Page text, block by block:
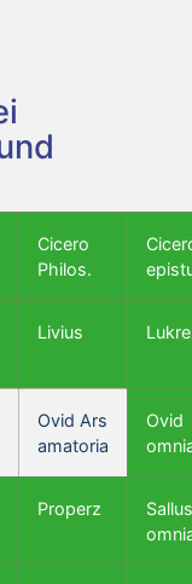
Cicero
Philos.
Livius
Ovid Ars
amatoria
Ovid
Properz